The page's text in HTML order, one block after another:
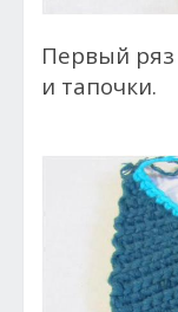
Первый ряз
и тапочки.